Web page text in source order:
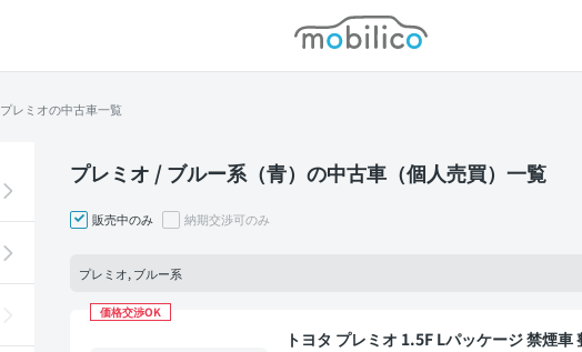
モビリコ
プレミオの中古車一覧
プレミオ / ブルー系（青）の中古車（個人売買）一覧
販売中のみ 納期交渉可のみ
プレミオ, ブルー系
価格交渉OK
トヨタ プレミオ 1.5F Lパッケージ 禁煙車 整備記録簿あり 標準装備ナビ TV スマートキー ETC バ